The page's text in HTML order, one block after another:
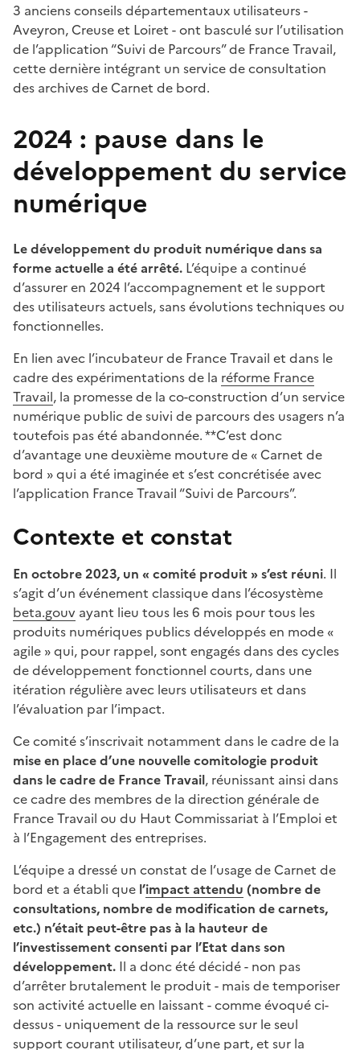
3 anciens conseils départementaux utilisateurs -
Aveyron, Creuse et Loiret - ont basculé sur l’utilisation
de l’application “Suivi de Parcours” de France Travail,
cette dernière intégrant un service de consultation
des archives de Carnet de bord.
2024 : pause dans le
développement du service
numérique
Le développement du produit numérique dans sa
forme actuelle a été arrêté. L’équipe a continué
d’assurer en 2024 l’accompagnement et le support
des utilisateurs actuels, sans évolutions techniques ou
fonctionnelles.
En lien avec l’incubateur de France Travail et dans le
cadre des expérimentations de la réforme France
Travail, la promesse de la co-construction d’un service
numérique public de suivi de parcours des usagers n’a
toutefois pas été abandonnée. **C’est donc
d’avantage une deuxième mouture de « Carnet de
bord » qui a été imaginée et s’est concrétisée avec
l’application France Travail “Suivi de Parcours”.
Contexte et constat
En octobre 2023, un « comité produit » s’est réuni. Il
s’agit d’un événement classique dans l’écosystème
beta.gouv ayant lieu tous les 6 mois pour tous les
produits numériques publics développés en mode «
agile » qui, pour rappel, sont engagés dans des cycles
de développement fonctionnel courts, dans une
itération régulière avec leurs utilisateurs et dans
l’évaluation par l’impact.
Ce comité s’inscrivait notamment dans le cadre de la
mise en place d’une nouvelle comitologie produit
dans le cadre de France Travail, réunissant ainsi dans
ce cadre des membres de la direction générale de
France Travail ou du Haut Commissariat à l’Emploi et
à l’Engagement des entreprises.
L’équipe a dressé un constat de l’usage de Carnet de
bord et a établi que l’impact attendu (nombre de
consultations, nombre de modification de carnets,
etc.) n’était peut-être pas à la hauteur de
l’investissement consenti par l’Etat dans son
développement. Il a donc été décidé - non pas
d’arrêter brutalement le produit - mais de temporiser
son activité actuelle en laissant - comme évoqué ci-
dessus - uniquement de la ressource sur le seul
support courant utilisateur, d’une part, et sur la